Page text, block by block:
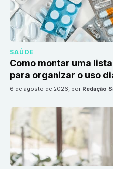
SAÚDE
Como montar uma
para organizar o uso
6 de agosto de 2026, por Redação